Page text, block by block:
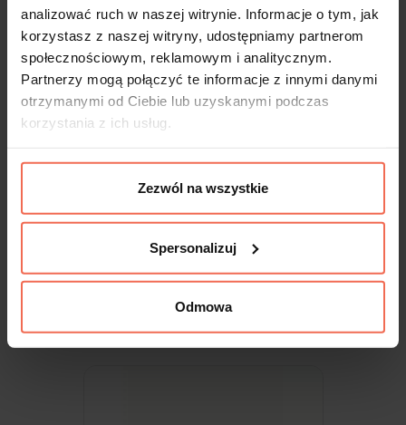
analizować ruch w naszej witrynie. Informacje o tym, jak
korzystasz z naszej witryny, udostępniamy partnerom
społecznościowym, reklamowym i analitycznym.
Partnerzy mogą połączyć te informacje z innymi danymi
otrzymanymi od Ciebie lub uzyskanymi podczas
korzystania z ich usług.
Zezwól na wszystkie
Spersonalizuj
Odmowa
Uchwyt Jota nikiel matowy + wkręty
8,81 zł